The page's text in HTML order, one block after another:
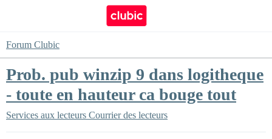
Forum Clubic
Prob. pub winzip 9 dans logitheque
- toute en hauteur ca bouge tout
Services aux lecteurs Courrier des lecteurs